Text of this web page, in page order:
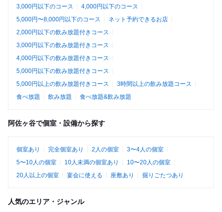
3,000円以下のコース
4,000円以下のコース
5,000円〜8,000円以下のコース
ネット予約できるお店
2,000円以下の飲み放題付きコース
3,000円以下の飲み放題付きコース
4,000円以下の飲み放題付きコース
5,000円以下の飲み放題付きコース
5,000円以上の飲み放題付きコース
3時間以上の飲み放題コース
食べ放題
飲み放題 食べ放題&飲み放題
阿佐ヶ谷で個室・設備から探す
個室あり 完全個室あり 2人の個室
3〜4人の個室
5〜10人の個室
10人未満の個室あり
10〜20人の個室
20人以上の個室
宴会に使える 座敷あり 掘りごたつあり
人気のエリア・ジャンル